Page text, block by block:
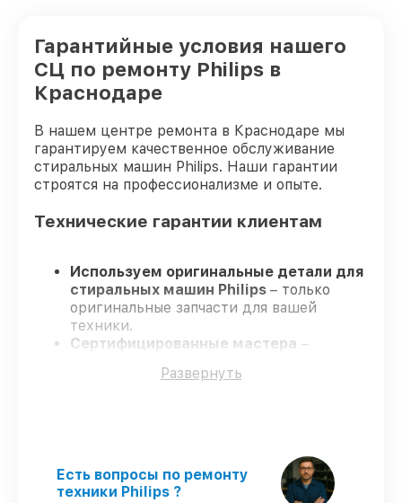
Гарантийные условия нашего
СЦ по ремонту Philips в
Краснодаре
В нашем центре ремонта в Краснодаре мы
гарантируем качественное обслуживание
стиральных машин Philips. Наши гарантии
строятся на профессионализме и опыте.
Технические гарантии клиентам
Используем оригинальные детали для
стиральных машин Philips – только
оригинальные запчасти для вашей
техники.
Сертифицированные мастера –
обеспечивает качество и надёжность
бесконечных переносов.
Поддержка после ремонта – на все
Развернуть
Есть вопросы по ремонту
техники Philips ?